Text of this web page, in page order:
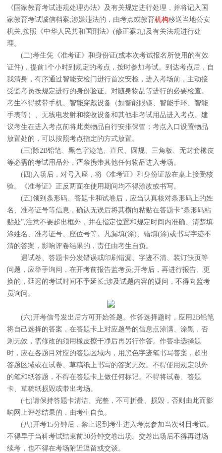
《国家教育考试违规处理办法》及有关规定进行处理，并将记入国
家教育考试诚信档案;涉嫌违法的，由考点或教育机构移送当地公安
机关,按照《中华人民共和国刑法》(修正案九)及有关法规进行处
理。
(二)考生凭《准考证》和身份证(或本次考试报名所使用的有效
证件)，提前1个小时到规定的考点，按时参加考试。到达考点后，自
我清身，有序通过智能安检门进行首次安检，进入考场前，主动接
受监考员按规定进行的身份验证、对随身物品等进行的必要检查。
考生不得携带手机、智能穿戴设备（如智能眼镜、智能手环、智能
手表等）、无线电发射和接收设备和其他非考试用品进入考点。建
议考生在进入考点前将此类物品自行安排保管；考点入口设置物品
放置处的，可以按照考点指定的方式放置。
(三)除2B铅笔、黑色字迹笔、直尺、圆规、三角板、无封套橡皮
等必需的考试用品外，严禁携带其他任何物品进入考场。
(四)入场后，对号入座，将《准考证》和身份证放在桌上接受核
验。《准考证》正反两面在使用期间均不得涂改或书写。
(五)领到条形码、答题卡和试卷后，应当认真核对条形码上的姓
名、准考证号等信息，确认无误后将其横向粘贴在答题卡“条形码粘
贴处”,注意不要超出框外，并在指定位置和规定时间内准确、清楚填
涂姓名、准考证号、座位号等。凡漏填(涂)、错填(涂)或书写字迹不
清的答案，影响评卷结果的，责任由考生自负。
遇试卷、答题卡分发错误或印刷错漏、字迹不清、装订缺页等
问题，应举手询问，在开考前报告监考员;开考后，再进行报告、更
换的，延迟的考试时间不予延长;涉及试题内容的疑问，不得向监考
员询问。
(六)开考信号发出后方可开始答题。作答选择题时，应用2B铅笔
将自己选择的答案，在答题卡上对应题号的信息点涂满、涂黑，否
则无效，需修改的须用橡皮擦干净后再另行作答。作答非选择题
时，应在各题目对应的答题区域内，用黑色字迹笔书写答案，超出
答题区域或在试卷、草稿纸上书写的答案无效。不得使用规定以外
的笔和纸答题，不得在答题卡上做任何标记。不得将试卷、答题
卡、草稿纸损毁或带出考场。
(七)请保持答题卡清洁、完整，不可折叠、损毁，否则由此而影
响网上评卷结果的，由考生自负。
(八)开考15分钟后，禁止迟到考生进入考点参加当次科目考试。
不得早于当科考试结束前30分钟交卷出场。交卷出场后不得再进场
续考，也不得在考场附近逗留或交谈。